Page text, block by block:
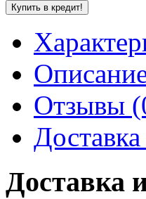
Отзывы
Доставка